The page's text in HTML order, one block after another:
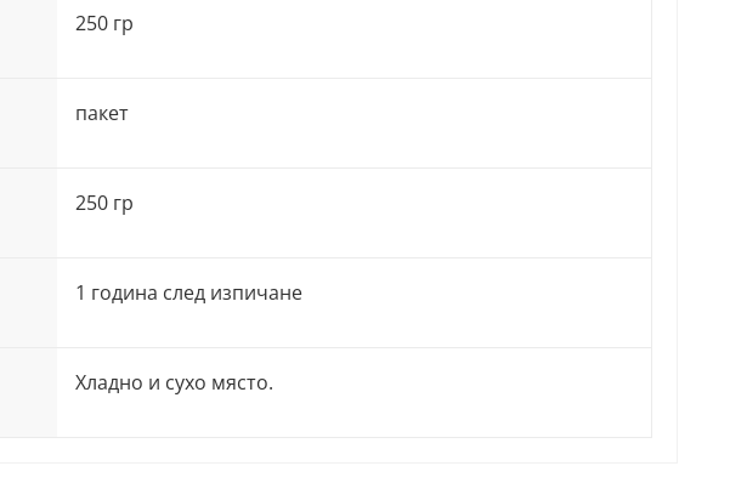
250 гр
пакет
250 гр
1 година след изпичане
Хладно и сухо място.